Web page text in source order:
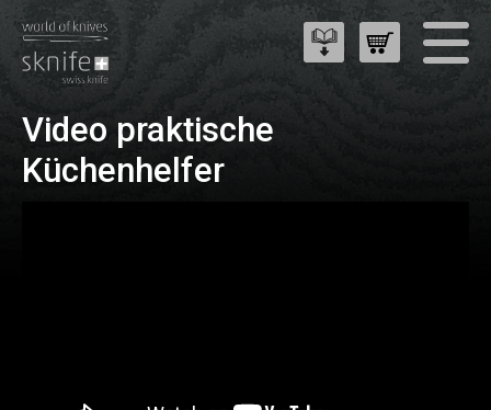
Video praktische
Küchenhelfer